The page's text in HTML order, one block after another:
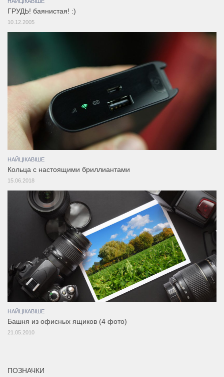
ГРУДЬ! баянистая! :)
10.12.2005
НАЙЦІКАВІШЕ
Кольца с настоящими бриллиантами
15.06.2018
НАЙЦІКАВІШЕ
Башня из офисных ящиков (4 фото)
21.05.2010
ПОЗНАЧКИ